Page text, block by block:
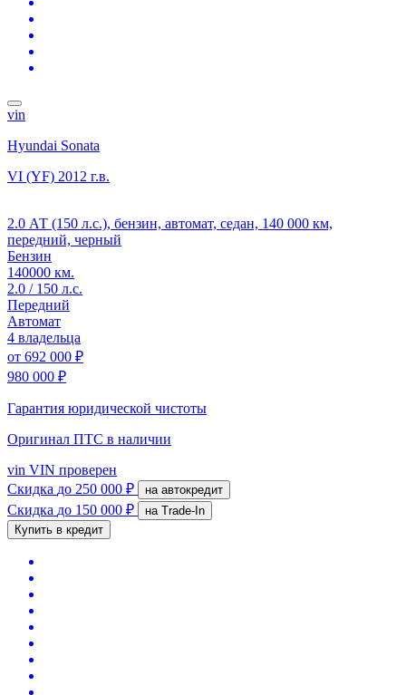
vin
Hyundai Sonata
VI (YF) 2012 г.в.
2.0 АТ (150 л.с.), бензин, автомат, седан, 140 000 км,
передний, черный
Бензин
140000 км.
2.0 / 150 л.с.
Передний
Автомат
4 владельца
от 692 000 ₽
980 000 ₽
Гарантия юридической чистоты
Оригинал ПТС в наличии
vin VIN проверен
Скидка до 250 000 ₽ на автокредит
Скидка до 150 000 ₽
на Trade-In
Купить в кредит